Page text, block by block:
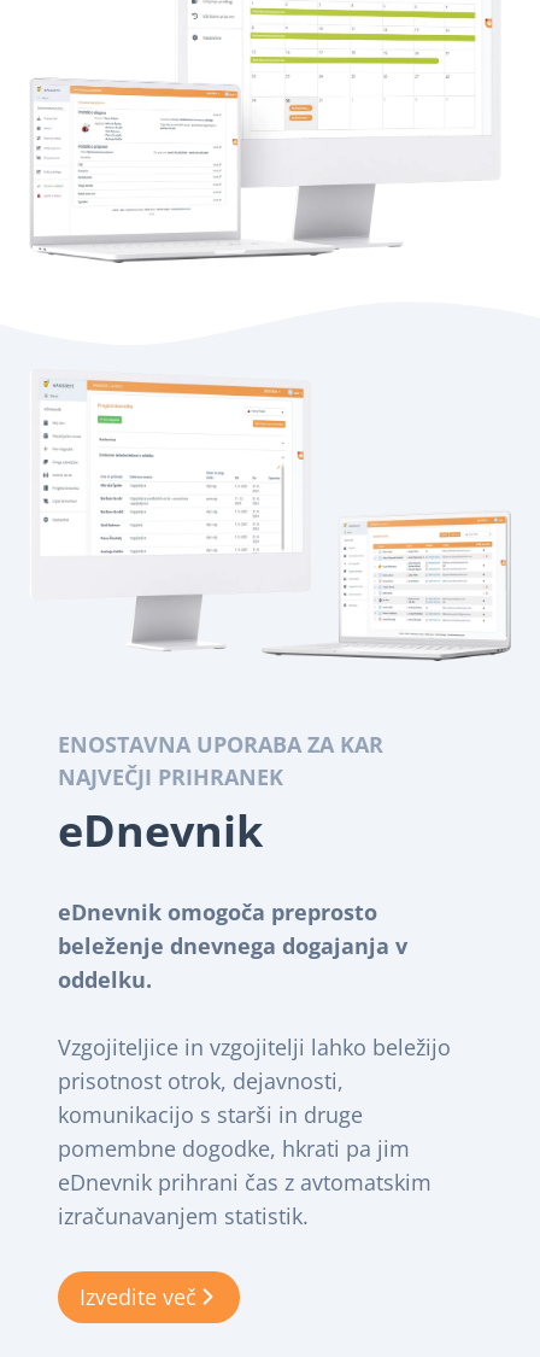
ENOSTAVNA UPORABA ZA KAR
NAJVEČJI PRIHRANEK
eDnevnik
eDnevnik omogoča preprosto
beleženje dnevnega dogajanja v
oddelku.
Vzgojiteljice in vzgojitelji lahko beležijo
prisotnost otrok, dejavnosti,
komunikacijo s starši in druge
pomembne dogodke, hkrati pa jim
eDnevnik prihrani čas z avtomatskim
izračunavanjem statistik.
Izvedite več